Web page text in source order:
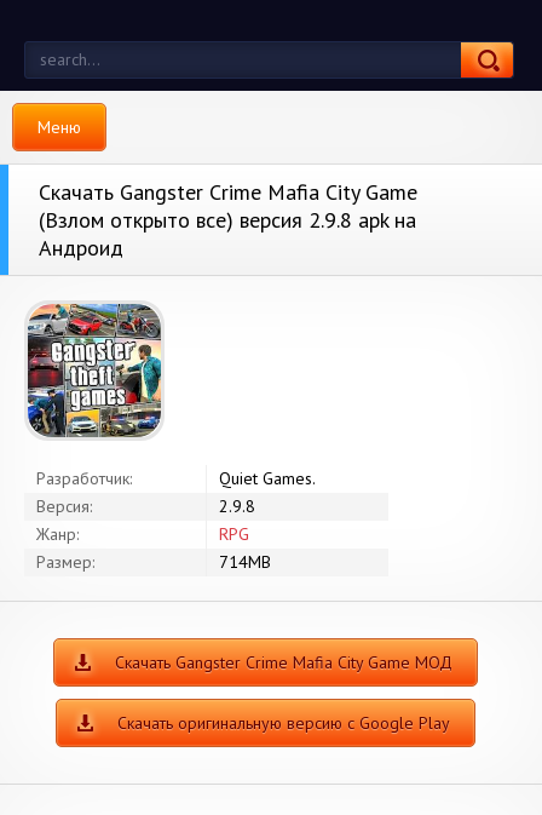
Меню
Скачать Gangster Crime Mafia City Game
(Взлом открыто все) версия 2.9.8 apk на
Андроид
Разработчик:
Quiet Games.
Версия:
2.9.8
Жанр:
RPG
Размер:
714MB
Скачать Gangster Crime Mafia City Game МОД
Скачать оригинальную версию с Google Play